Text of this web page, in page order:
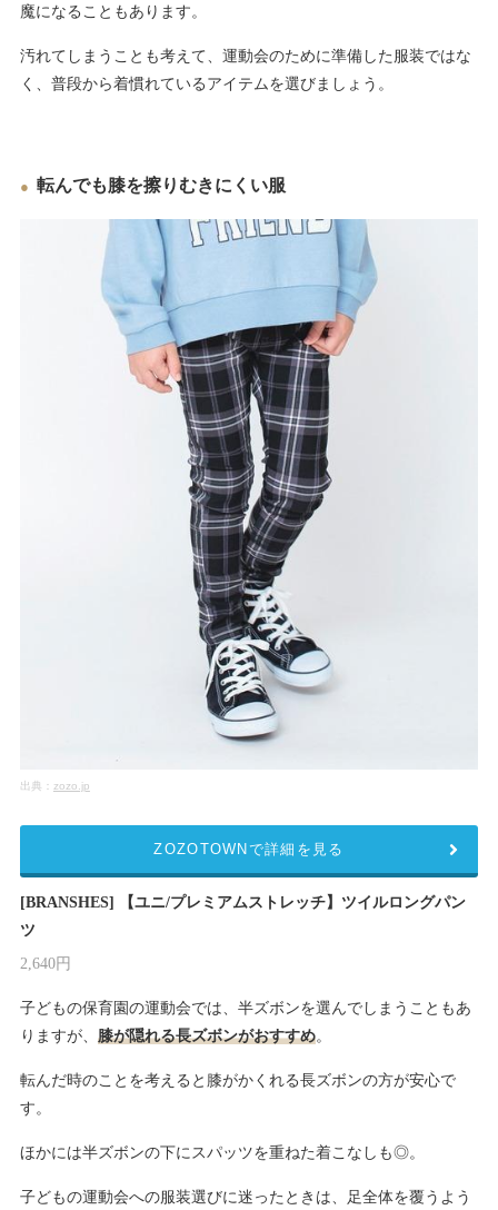
魔になることもあります。
汚れてしまうことも考えて、運動会のために準備した服装ではな
く、普段から着慣れているアイテムを選びましょう。
転んでも膝を擦りむきにくい服
出典： zozo.jp
[BRANSHES] 【ユニ/プレミアムストレッチ】ツイルロングパン
ツ
2,640円
子どもの保育園の運動会では、半ズボンを選んでしまうこともあ
りますが、 膝が隠れる長ズボンがおすすめ。
転んだ時のことを考えると膝がかくれる長ズボンの方が安心で
す。
ほかには半ズボンの下にスパッツを重ねた着こなしも◎。
子どもの運動会への服装選びに迷ったときは、足全体を覆うよう
ZOZOTOWNで詳細を見る